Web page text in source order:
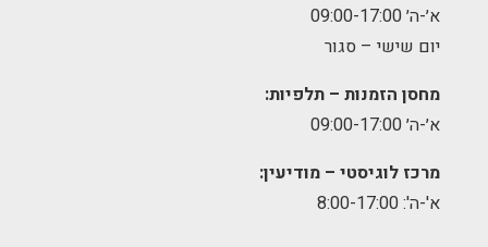
א׳-ה׳ 09:00-17:00
יום שישי – סגור
מחסן הזמנות – תלפיות:
א׳-ה׳ 09:00-17:00
מרכז לוגיסטי – מודיעין:
א'-ה': 8:00-17:00